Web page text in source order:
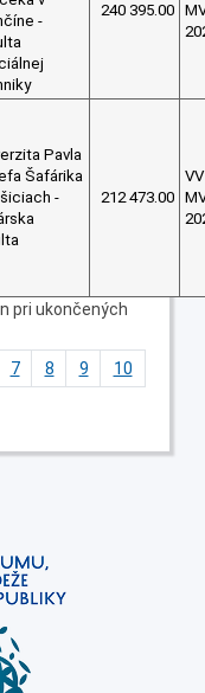
-
240 395.00
Pavla
Šafárika
-
212 473.00
VV
pri ukončených
7 8 9
10